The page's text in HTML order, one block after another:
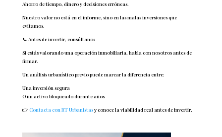
Ahorro de tiempo, dinero y decisiones erróneas.
Nuestro valor no está en el informe, sino en las malas inversiones que
evitamos.
📞 Antes de invertir, consúltanos
Si estás valorando una operación inmobiliaria, habla con nosotros antes de
firmar.
Un análisis urbanístico previo puede marcar la diferencia entre:
Una inversión segura
O un activo bloqueado durante años
👉Contacta con RT Urbanistasy conoce la viabilidad real antes de invertir.